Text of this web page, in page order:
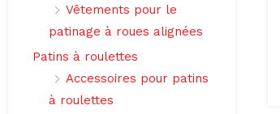
Vêtements pour le
patinage à roues alignées
Patins à roulettes
Accessoires pour patins
à roulettes